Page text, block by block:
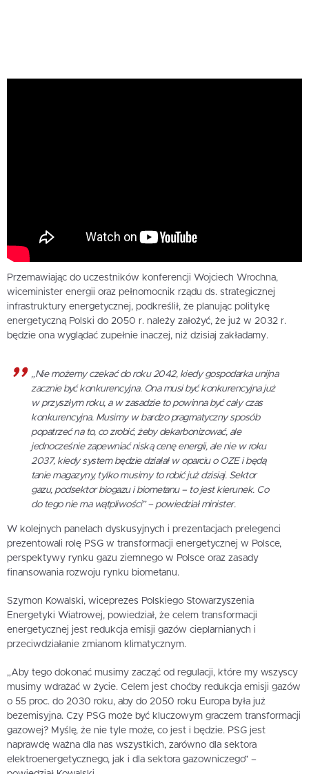
Przemawiając do uczestników konferencji Wojciech Wrochna,
wiceminister energii oraz pełnomocnik rządu ds. strategicznej
infrastruktury energetycznej, podkreślił, że planując politykę
energetyczną Polski do 2050 r. należy założyć, że już w 2032 r.
będzie ona wyglądać zupełnie inaczej, niż dzisiaj zakładamy.
„Nie możemy czekać do roku 2042, kiedy gospodarka unijna
zacznie być konkurencyjna. Ona musi być konkurencyjna już
w przyszłym roku, a w zasadzie to powinna być cały czas
konkurencyjna. Musimy w bardzo pragmatyczny sposób
popatrzeć na to, co zrobić, żeby dekarbonizować, ale
jednocześnie zapewniać niską cenę energii, ale nie w roku
2037, kiedy system będzie działał w oparciu o OZE i będą
tanie magazyny, tylko musimy to robić już dzisiaj. Sektor
gazu, podsektor biogazu i biometanu – to jest kierunek. Co
do tego nie ma wątpliwości” – powiedział minister.
W kolejnych panelach dyskusyjnych i prezentacjach prelegenci
prezentowali rolę PSG w transformacji energetycznej w Polsce,
perspektywy rynku gazu ziemnego w Polsce oraz zasady
finansowania rozwoju rynku biometanu.
Szymon Kowalski, wiceprezes Polskiego Stowarzyszenia
Energetyki Wiatrowej, powiedział, że celem transformacji
energetycznej jest redukcja emisji gazów cieplarnianych i
przeciwdziałanie zmianom klimatycznym.
„Aby tego dokonać musimy zacząć od regulacji, które my wszyscy
musimy wdrażać w życie. Celem jest choćby redukcja emisji gazów
o 55 proc. do 2030 roku, aby do 2050 roku Europa była już
bezemisyjna. Czy PSG może być kluczowym graczem transformacji
gazowej? Myślę, że nie tyle może, co jest i będzie. PSG jest
naprawdę ważna dla nas wszystkich, zarówno dla sektora
elektroenergetycznego, jak i dla sektora gazowniczego” –